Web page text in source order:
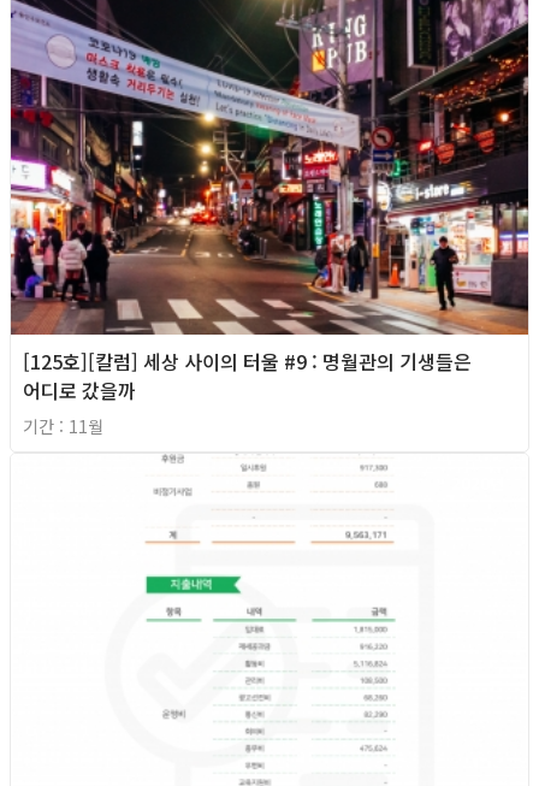
[125호][칼럼] 세상 사이의 터울 #9 : 명월관의 기생들은
어디로 갔을까
기간 : 11월